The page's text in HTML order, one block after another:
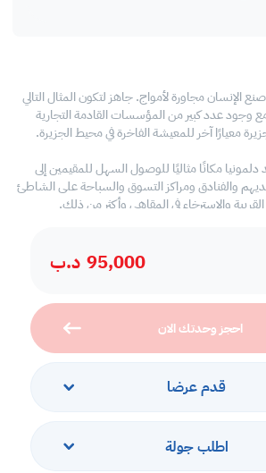
95,000 د.ب
احجز وحدتك الان
قدم عرضا
اطلب جولة
الإنسان مجاورة لأمواج. جاهز لتكون المثال التالي
وجود عدد كبير من المؤسسات القادمة التجارية
معيارًا آخر للمعيشة الفاخرة في محيط الجزيرة.
دلمونيا مكانًا مثاليًا للوصول السهل للمقيمين إلى
والفنادق ومراكز التسوق والسباحة على الشاطئ
والاسترخاء في المقاهي وأكثر من ذلك.
،
(جودة عالية)
المبنى
،